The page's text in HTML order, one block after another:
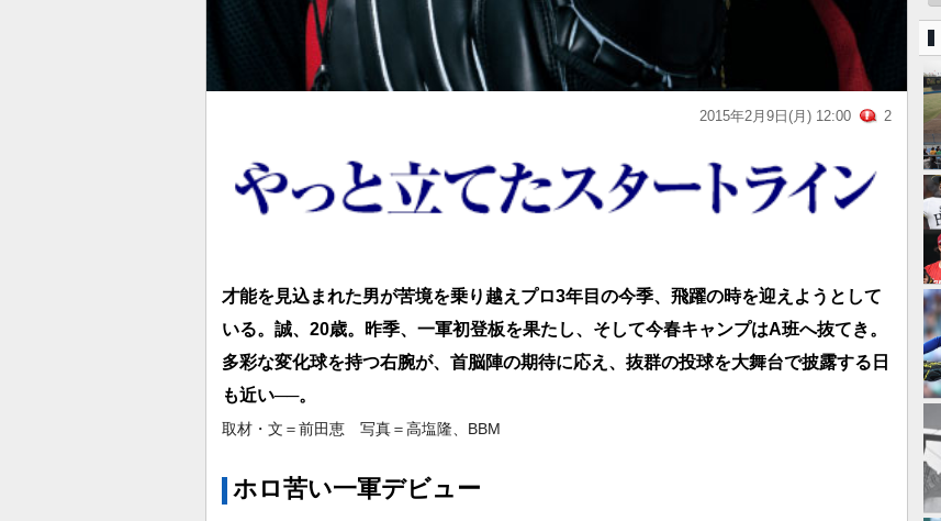
2015年2月9日(月) 12:00 2
才能を見込まれた男が苦境を乗り越えプロ3年目の今季、飛躍の時を迎えようとして
いる。誠、20歳。昨季、一軍初登板を果たし、そして今春キャンプはA班へ抜てき。
多彩な変化球を持つ右腕が、首脳陣の期待に応え、抜群の投球を大舞台で披露する日
も近い──。
取材・文＝前田恵 写真＝高塩隆、BBM
ホロ苦い一軍デビュー